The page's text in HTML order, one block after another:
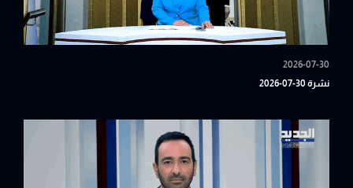
2026-07-30
نشرة 30-07-2026